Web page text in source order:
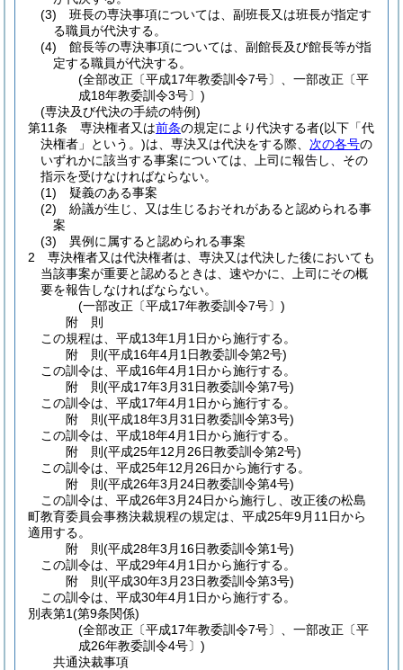
(3)
班長の専決事項については、副班長又は班長が指定す
る職員が代決する。
(4)
館長等の専決事項については、副館長及び館長等が指
定する職員が代決する。
(全部改正〔平成17年教委訓令7号〕、一部改正〔平
成18年教委訓令3号〕)
(専決及び代決の手続の特例)
第11条
専決権者又は前条の規定により代決する者(以下「代
決権者」という。)は、専決又は代決をする際、 次の各号の
いずれかに該当する事案については、上司に報告し、その
指示を受けなければならない。
(1)
疑義のある事案
(2)
紛議が生じ、又は生じるおそれがあると認められる事
案
(3)
異例に属すると認められる事案
2
専決権者又は代決権者は、専決又は代決した後においても
当該事案が重要と認めるときは、速やかに、上司にその概
要を報告しなければならない。
(一部改正〔平成17年教委訓令7号〕)
附 則
この規程は、平成13年1月1日から施行する。
附 則(平成16年4月1日教委訓令第2号)
この訓令は、平成16年4月1日から施行する。
附 則(平成17年3月31日教委訓令第7号)
この訓令は、平成17年4月1日から施行する。
附 則(平成18年3月31日教委訓令第3号)
この訓令は、平成18年4月1日から施行する。
附 則(平成25年12月26日教委訓令第2号)
この訓令は、平成25年12月26日から施行する。
附 則(平成26年3月24日教委訓令第4号)
この訓令は、平成26年3月24日から施行し、改正後の松島
町教育委員会事務決裁規程の規定は、平成25年9月11日から
適用する。
附 則(平成28年3月16日教委訓令第1号)
この訓令は、平成29年4月1日から施行する。
附 則(平成30年3月23日教委訓令第3号)
この訓令は、平成30年4月1日から施行する。
別表第1(第9条関係)
(全部改正〔平成17年教委訓令7号〕、一部改正〔平
成26年教委訓令4号〕)
共通決裁事項